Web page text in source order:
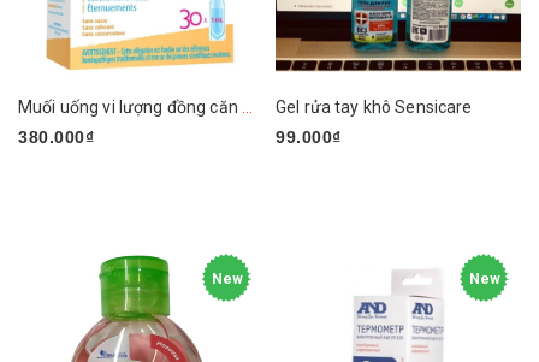
380.000₫
Gel rửa tay khô Sensicare
99.000₫
New New